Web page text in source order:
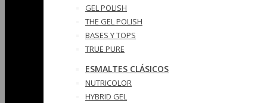
GEL POLISH
THE GEL POLISH
BASES Y‎ TOPS
TRUE PURE
ESMALTES CLÁSICOS
NUTRICOLOR
HYBRID GEL